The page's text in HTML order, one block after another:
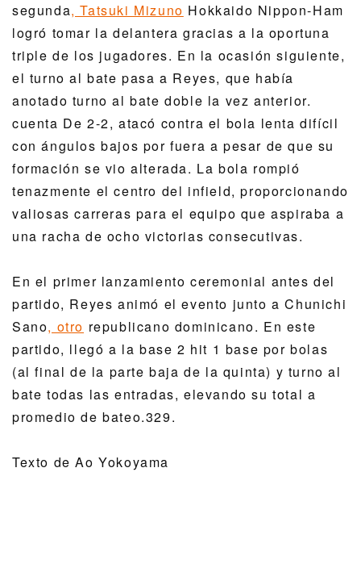
Condiciones del servicio política de privacidad
Empresa operadora (se abre en ventana nueva)Preguntas frecuentes
Transacciones Comerciales
parcial(se abre en ventana nueva)
segunda, Tatsuki Mizuno Hokkaido Nippon-Ham
logró tomar la delantera gracias a la oportuna
triple de los jugadores. En la ocasión siguiente,
el turno al bate pasa a Reyes, que había
anotado turno al bate doble la vez anterior.
cuenta De 2-2, atacó contra el bola lenta difícil
con ángulos bajos por fuera a pesar de que su
formación se vio alterada. La bola rompió
tenazmente el centro del infield, proporcionando
valiosas carreras para el equipo que aspiraba a
una racha de ocho victorias consecutivas.
En el primer lanzamiento ceremonial antes del
partido, Reyes animó el evento junto a Chunichi
Sano, otro republicano dominicano. En este
partido, llegó a la base 2 hit 1 base por bolas
(al final de la parte baja de la quinta) y turno al
bate todas las entradas, elevando su total a
promedio de bateo.329.
Texto de Ao Yokoyama